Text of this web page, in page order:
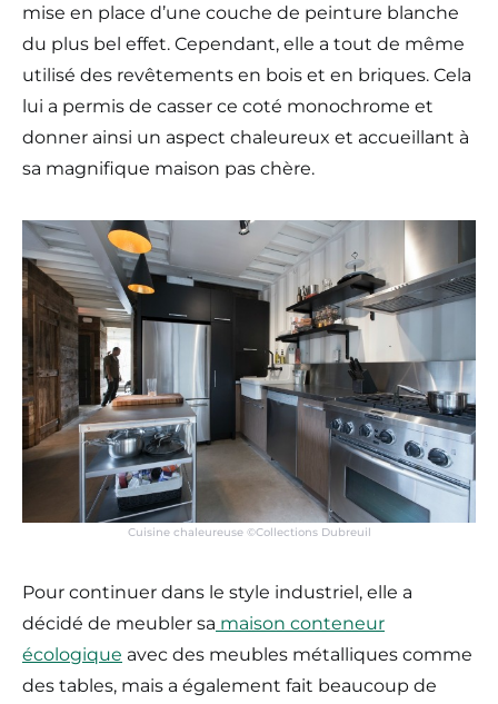
mise en place d’une couche de peinture blanche
du plus bel effet. Cependant, elle a tout de même
utilisé des revêtements en bois et en briques. Cela
lui a permis de casser ce coté monochrome et
donner ainsi un aspect chaleureux et accueillant à
sa magnifique maison pas chère.
Cuisine chaleureuse ©Collections Dubreuil
Pour continuer dans le style industriel, elle a
décidé de meubler sa maison conteneur
écologique avec des meubles métalliques comme
des tables, mais a également fait beaucoup de